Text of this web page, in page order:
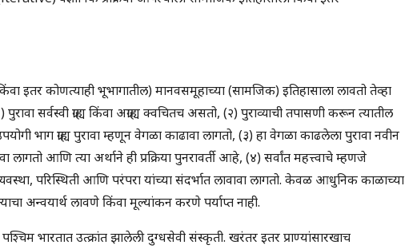
इतर कोणत्याही भूभागातील) मानवसमूहाच्या (सामजिक) इतिहासाला लावतो तेव्हा
पुरावा सर्वस्वी ग्राह्य किंवा अग्राह्य क्वचितच असतो, (२) पुराव्याची तपासणी करून त्यातील
भाग ग्राह्य पुरावा म्हणून वेगळा काढावा लागतो, (३) हा वेगळा काढलेला पुरावा नवीन
लागतो आणि त्या अर्थाने ही प्रक्रिया पुनरावर्ती आहे, (४) सर्वांत महत्त्वाचे म्हणजे
परिस्थिती आणि परंपरा यांच्या संदर्भात लावावा लागतो. केवळ आधुनिक काळाच्या
अन्वयार्थ लावणे किंवा मूल्यांकन करणे पर्याप्त नाही.
भारतात उत्क्रांत झालेली दुग्धसेवी संस्कृती. खरंतर इतर प्राण्यांसारखाच